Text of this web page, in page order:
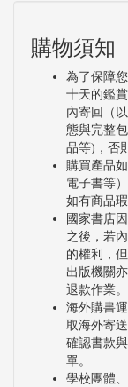
購物須知
為了保障
十天的鑑
內寄回（
態與完整
品等)，否
購買產品
電子書等
如有商品
國家書店
之後，若
的權利，
出版機關
退款作業。
海外購書
取海外寄
確認書款
單。
學校團體